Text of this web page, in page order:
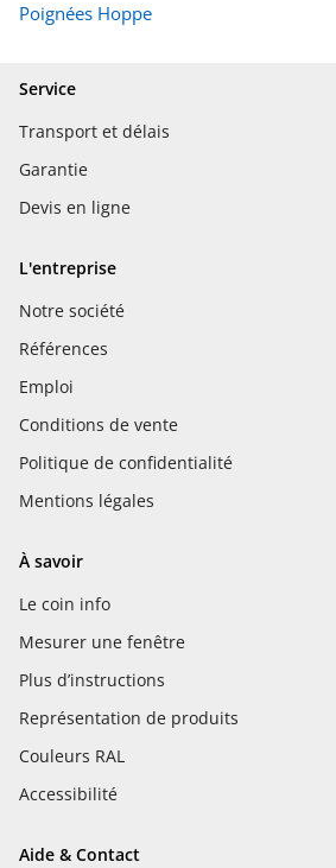
Poignées Hoppe
Service
Transport et délais
Garantie
Devis en ligne
L'entreprise
Notre société
Références
Emploi
Conditions de vente
Politique de confidentialité
Mentions légales
À savoir
Le coin info
Mesurer une fenêtre
Plus d’instructions
Représentation de produits
Couleurs RAL
Accessibilité
Aide & Contact